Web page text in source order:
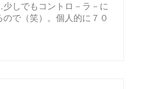
しでもコントロ－ラ－に
で（笑）。個人的に７０